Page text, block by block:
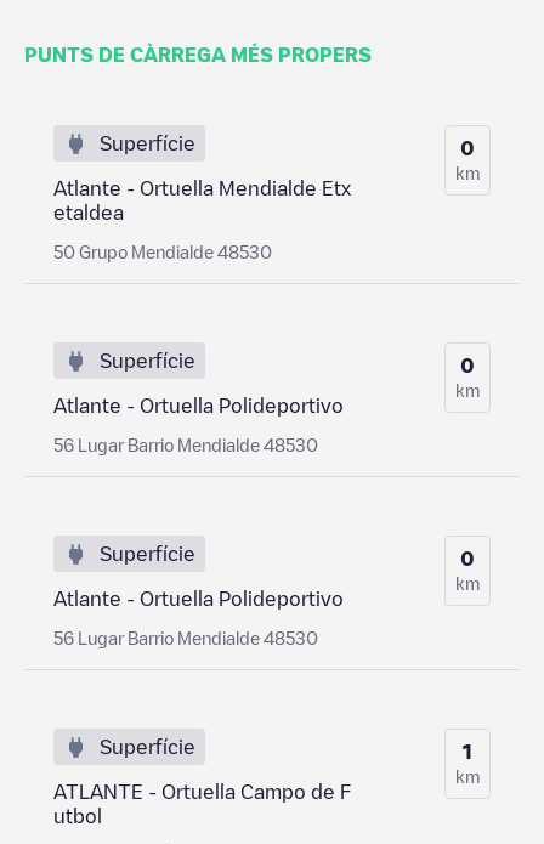
PUNTS DE CÀRREGA MÉS PROPERS
Superfície
Atlante - Ortuella Mendialde Etx
etaldea
50 Grupo Mendialde 48530
0
km
Superfície
Atlante - Ortuella Polideportivo
56 Lugar Barrio Mendialde 48530
0
km
Superfície
Atlante - Ortuella Polideportivo
56 Lugar Barrio Mendialde 48530
0
km
Superfície
ATLANTE - Ortuella Campo de F
utbol
1
km